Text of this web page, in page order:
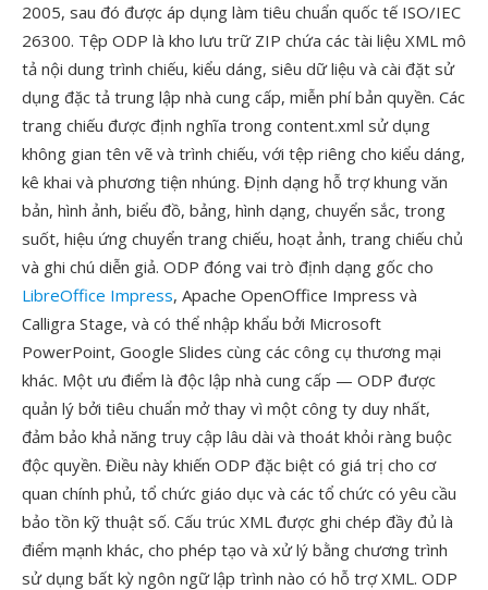
2005, sau đó được áp dụng làm tiêu chuẩn quốc tế ISO/IEC
26300. Tệp ODP là kho lưu trữ ZIP chứa các tài liệu XML mô
tả nội dung trình chiếu, kiểu dáng, siêu dữ liệu và cài đặt sử
dụng đặc tả trung lập nhà cung cấp, miễn phí bản quyền. Các
trang chiếu được định nghĩa trong content.xml sử dụng
không gian tên vẽ và trình chiếu, với tệp riêng cho kiểu dáng,
kê khai và phương tiện nhúng. Định dạng hỗ trợ khung văn
bản, hình ảnh, biểu đồ, bảng, hình dạng, chuyển sắc, trong
suốt, hiệu ứng chuyển trang chiếu, hoạt ảnh, trang chiếu chủ
và ghi chú diễn giả. ODP đóng vai trò định dạng gốc cho
LibreOffice Impress, Apache OpenOffice Impress và
Calligra Stage, và có thể nhập khẩu bởi Microsoft
PowerPoint, Google Slides cùng các công cụ thương mại
khác. Một ưu điểm là độc lập nhà cung cấp — ODP được
quản lý bởi tiêu chuẩn mở thay vì một công ty duy nhất,
đảm bảo khả năng truy cập lâu dài và thoát khỏi ràng buộc
độc quyền. Điều này khiến ODP đặc biệt có giá trị cho cơ
quan chính phủ, tổ chức giáo dục và các tổ chức có yêu cầu
bảo tồn kỹ thuật số. Cấu trúc XML được ghi chép đầy đủ là
điểm mạnh khác, cho phép tạo và xử lý bằng chương trình
sử dụng bất kỳ ngôn ngữ lập trình nào có hỗ trợ XML. ODP